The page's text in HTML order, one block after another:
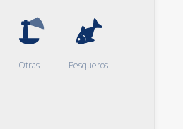
Otras Pesqueros